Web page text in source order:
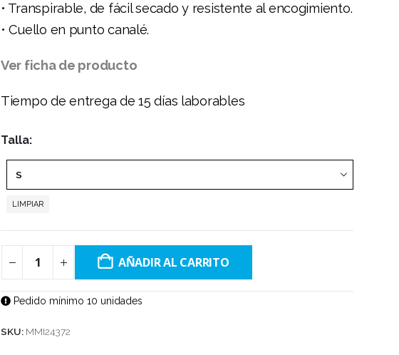
• Transpirable, de fácil secado y resistente al encogimiento.
• Cuello en punto canalé.
Ver ficha de producto
Tiempo de entrega de 15 días laborables
Talla
LIMPIAR
AÑADIR AL CARRITO
Pedido mínimo 10 unidades
SKU: MMI24372